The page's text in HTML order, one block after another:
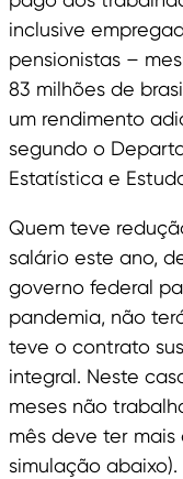
inclusive
pensionistas –
83 milhões de
um rendimento
segundo o
Estatística e
Quem teve
salário este ano,
governo federal
pandemia, não
teve o contrato
integral. Neste
meses não
mês deve ter mais
simulação abaixo).